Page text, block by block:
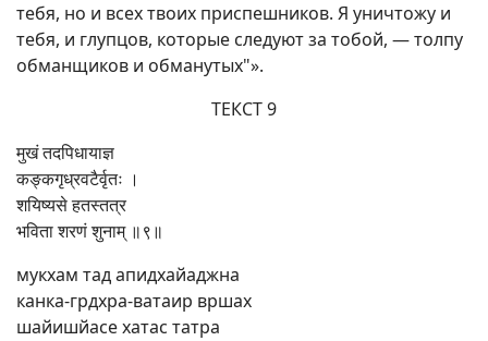
тебя, но и всех твоих приспешников. Я уничтожу и
тебя, и глупцов, которые следуют за тобой, — толпу
обманщиков и обманутых"».
ТЕКСТ 9
मुखं तदपिधायाज्ञ
कङ्कगृध्रवटैर्वृतः ।
शयिष्यसे हतस्तत्र
भविता शरणं शुनाम् ॥९॥
мукхам тад апидхайаджна
канка-грдхра-ватаир вршах
шайишйасе хатас татра